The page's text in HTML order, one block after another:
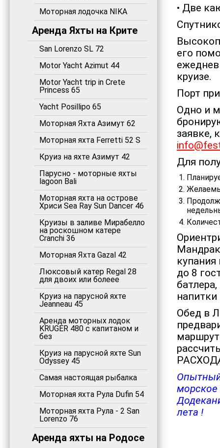
Моторная лодочка NIKA
Аренда Яхты на Крите
San Lorenzo SL 72
Motor Yacht Azimut 44
Motor Yacht trip in Crete
Princess 65
Yacht Posillipo 65
Моторная Яхта Азимут 62
Моторная яхта Ferretti 52 S
Круиз на яхте Азимут 42
Парусно - моторные яхты
lagoon Bali
Моторная яхта на острове
Хриси Sea Ray Sun Dancer 46
Круизы в заливе Мирабелло
на роскошном катере
Cranchi 36
Моторная Яхта Gazal 42
Люксовый катер Regal 28
для двоих или болеее
Круиз на парусной яхте
Jeanneau 45
Аренда моторных лодок
KRUGER 480 с капитаном и
без
Круиз на парусной яхте Sun
Odyssey 45
Самая настоящая рыбалка
Моторная яхта Рула Dufin 54
Моторная яхта Рула - 2 San
Lorenzo 76
Аренда яхты на Родосе
• Две
его
круизе.
Порт
Одно и
заявке,
Для
до 8
Обед в
лета !